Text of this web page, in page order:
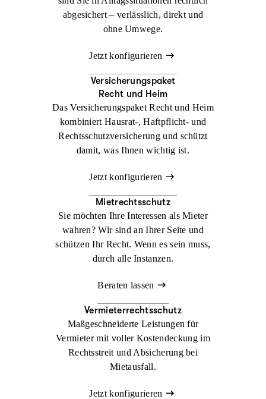
abgesichert – verlässlich, direkt und
ohne Umwege.
Jetzt konfigurieren
Versicherungspaket
Recht und Heim
Das Versicherungspaket Recht und Heim
kombiniert Hausrat-, Haftpflicht- und
Rechtsschutzversicherung und schützt
damit, was Ihnen wichtig ist.
Jetzt konfigurieren
Mietrechtsschutz
Sie möchten Ihre Interessen als Mieter
wahren? Wir sind an Ihrer Seite und
schützen Ihr Recht. Wenn es sein muss,
durch alle Instanzen.
Beraten lassen
Vermieterrechtsschutz
Maßgeschneiderte Leistungen für
Vermieter mit voller Kostendeckung im
Rechtsstreit und Absicherung bei
Mietausfall.
Jetzt konfigurieren